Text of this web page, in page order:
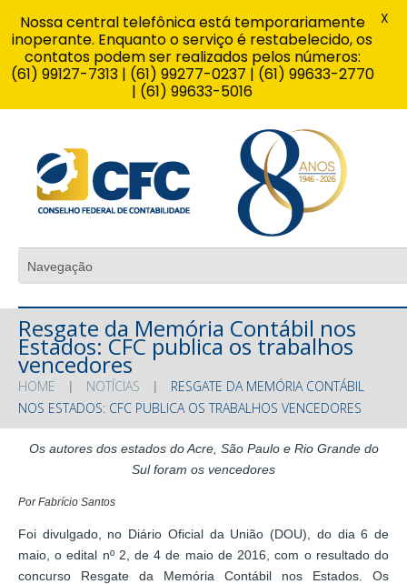
Resgate da Memória Contábil nos
Estados: CFC publica os trabalhos
vencedores
HOME NOTÍCIAS
RESGATE DA MEMÓRIA CONTÁBIL
NOS ESTADOS: CFC PUBLICA OS TRABALHOS VENCEDORES
Os autores dos estados do Acre, São Paulo e Rio Grande do
Sul foram os vencedores
Por Fabrício Santos
Foi divulgado, no Diário Oficial da União (DOU), do dia 6 de
maio, o edital nº 2, de 4 de maio de 2016, com o resultado do
concurso Resgate da Memória Contábil nos Estados. Os
Nossa central telefônica está temporariamente
inoperante. Enquanto o serviço é restabelecido, os
contatos podem ser realizados pelos números:
(61) 99127-7313 | (61) 99277-0237 | (61) 99633-2770
| (61) 99633-5016
X